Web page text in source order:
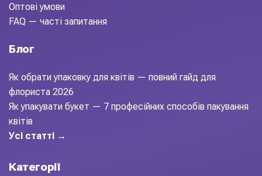
Оптові умови
FAQ — часті запитання
Блог
Як обрати упаковку для квітів — повний гайд для
флориста 2026
Як упакувати букет — 7 професійних способів пакування
квітів
Усі статті →
Категорії